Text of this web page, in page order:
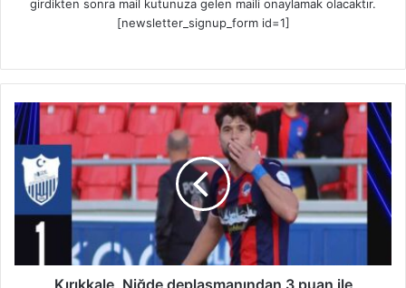
girdikten sonra mail kutunuza gelen maili onaylamak olacaktır.
[newsletter_signup_form id=1]
K
ı
r
e
Kırıkkale, Niğde deplasmanından 3 puan ile